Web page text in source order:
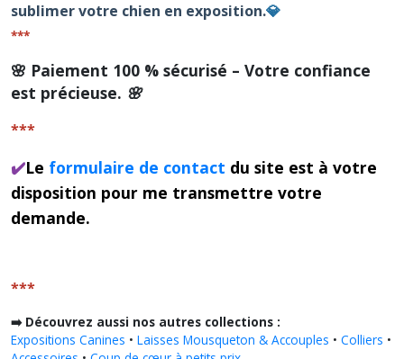
sublimer votre chien en exposition.💎
***
🌸 Paiement 100 % sécurisé – Votre confiance
est précieuse. 🌸
***
✔️Le formulaire de contact du site est à votre
disposition pour me transmettre votre
demande.
***
➡️ Découvrez aussi nos autres collections :
Expositions Canines • Laisses Mousqueton & Accouples • Colliers •